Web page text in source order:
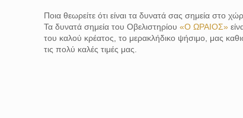
Ποια θεωρείτε ότι είναι τα δυνατά σας σημεία στο
Τα δυνατά σημεία του Οβελιστηρίου«Ο ΩΡΑΙΟΣ»
του καλού κρέατος, το μερακλήδικο ψήσιμο, μας
τις πολύ καλές τιμές μας.